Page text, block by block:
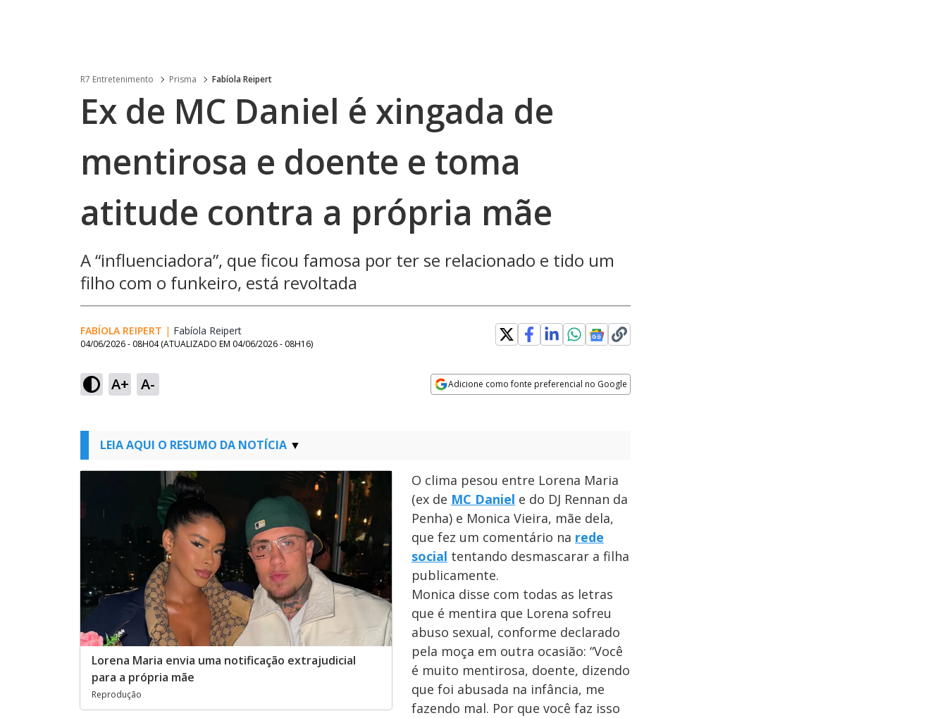
R7 Entretenimento Prisma Fabíola Reipert
Ex de MC Daniel é xingada de
mentirosa e doente e toma
atitude contra a própria mãe
A “influenciadora”, que ficou famosa por ter se relacionado e tido um
filho com o funkeiro, está revoltada
FABÍOLA REIPERT | Fabíola Reipert
04/06/2026 - 08H04 (ATUALIZADO EM 04/06/2026 - 08H16)
A+ A- Adicione como fonte preferencial no Google
LEIA AQUI O RESUMO DA NOTÍCIA
Lorena Maria envia uma notificação extrajudicial
para a própria mãe
Reprodução
O clima pesou entre Lorena Maria
(ex de MC Daniel e do DJ Rennan da
Penha) e Monica Vieira, mãe dela,
que fez um comentário na rede
social tentando desmascarar a filha
publicamente.
Monica disse com todas as letras
que é mentira que Lorena sofreu
abuso sexual, conforme declarado
pela moça em outra ocasião: “Você
é muito mentirosa, doente, dizendo
que foi abusada na infância, me
fazendo mal. Por que você faz isso